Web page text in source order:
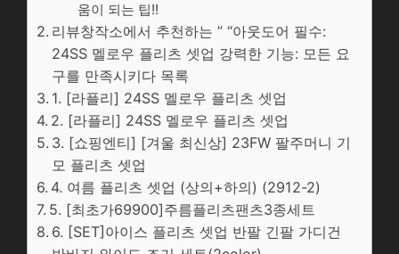
움이 되는 팁!!
리뷰창작소에서 추천하는 ” “아웃도어 필수:
24SS 멜로우 플리츠 셋업 강력한 기능: 모든 요
구를 만족시키다 목록
1. [라플리] 24SS 멜로우 플리츠 셋업
2. [라플리] 24SS 멜로우 플리츠 셋업
3. [쇼핑엔티] [겨울 최신상] 23FW 팔주머니 기
모 플리츠 셋업
4. 여름 플리츠 셋업 (상의+하의) (2912-2)
5. [최초가69900]주름플리츠팬츠3종세트
6. [SET]아이스 플리츠 셋업 반팔 긴팔 가디건